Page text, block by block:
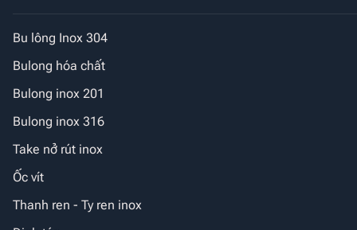
Bu lông Inox 304
Bulong hóa chất
Bulong inox 201
Bulong inox 316
Take nở rút inox
Ốc vít
Thanh ren - Ty ren inox